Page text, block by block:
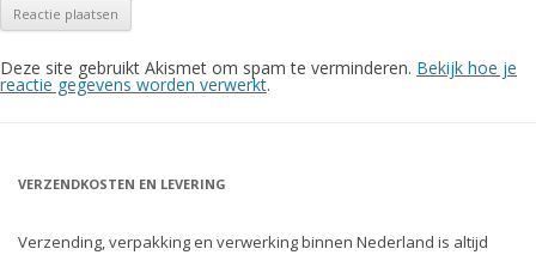
Deze site gebruikt Akismet om spam te verminderen. Bekijk hoe je
reactie gegevens worden verwerkt.
VERZENDKOSTEN EN LEVERING
Verzending, verpakking en verwerking binnen Nederland is altijd